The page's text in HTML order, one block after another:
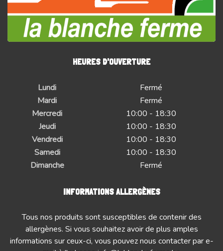
HEURES D'OUVERTURE
Lundi
Fermé
Mardi
Fermé
Mercredi
10:00 - 18:30
Jeudi
10:00 - 18:30
Vendredi
10:00 - 18:30
Samedi
10:00 - 18:30
Dimanche
Fermé
INFORMATIONS ALLERGÈNES
Tous nos produits sont susceptibles de contenir des
allergènes. Si vous souhaitez avoir de plus amples
informations sur ceux-ci, vous pouvez nous contacter par e-